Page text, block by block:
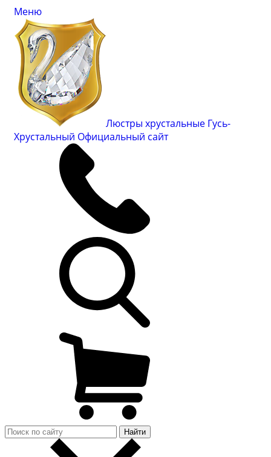
Меню
Люстры хрустальные Гусь-
Хрустальный Официальный сайт
Найти